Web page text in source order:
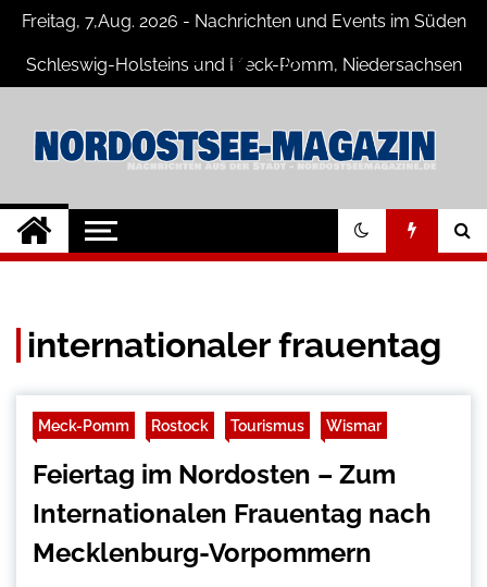
Skip
content
Freitag, 7,Aug. 2026 - Nachrichten und Events im Süden
Schleswig-Holsteins und Meck-Pomm, Niedersachsen
Nord-Ostsee-
Magazine Blog
Der Blog der Nord-Ostsee Magazine
internationaler frauentag
Meck-Pomm Rostock Tourismus Wismar
Feiertag im Nordosten – Zum
Internationalen Frauentag nach
Mecklenburg-Vorpommern